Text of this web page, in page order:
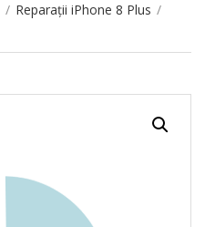
/ Reparații iPhone 8 Plus /